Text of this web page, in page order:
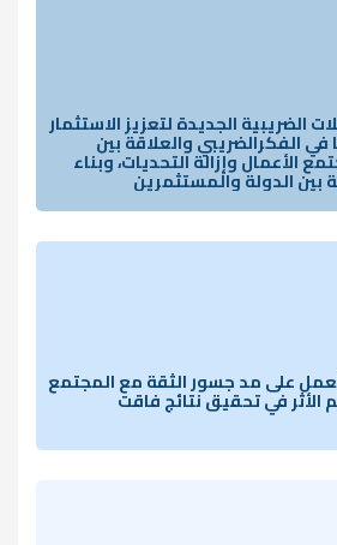
الضريبية الجديدة لتعزيز الاستثمار
الفكرالضريبي والعلاقة بين
الأعمال وإزالة التحديات، وبناء
بين الدولة والمستثمرين
على مد جسور الثقة مع المجتمع
الأثر في تحقيق نتائج فاقت